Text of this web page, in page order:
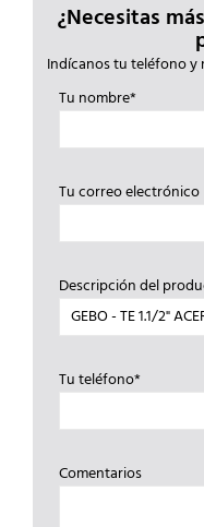
¿Necesitas
Indícanos tu teléfono
Tu nombre*
Tu correo electrónico
Descripción del
Tu teléfono*
Comentarios